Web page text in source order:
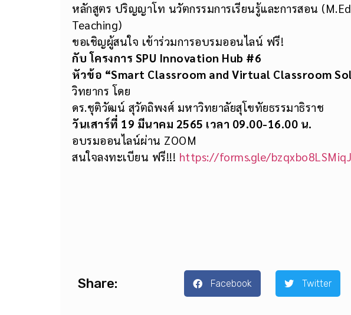
หลักสูตร ปริญญาโท นวัตกรรมการเรียนรู้และการสอน
Teaching)
ขอเชิญผู้สนใจ เข้าร่วมการอบรมออนไลน์ ฟรี!
กับ โครงการ SPU Innovation Hub #6
หัวข้อ “Smart Classroom and Virtual Classroom
วิทยากร โดย
ดร.ชุติวัฒน์ สุวัตถิพงศ์ มหาวิทยาลัยสุโขทัยธรรมาธิราช
วันเสาร์ที่ 19 มีนาคม 2565 เวลา 09.00-16.00 น.
อบรมออนไลน์ผ่าน ZOOM
สนใจลงทะเบียน ฟรี!!! https://forms.gle/
Share: Facebook Twitter